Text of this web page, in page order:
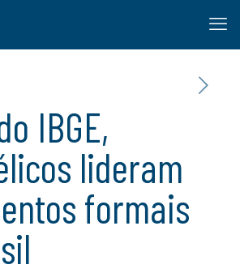
IBGE,
lideram
formais